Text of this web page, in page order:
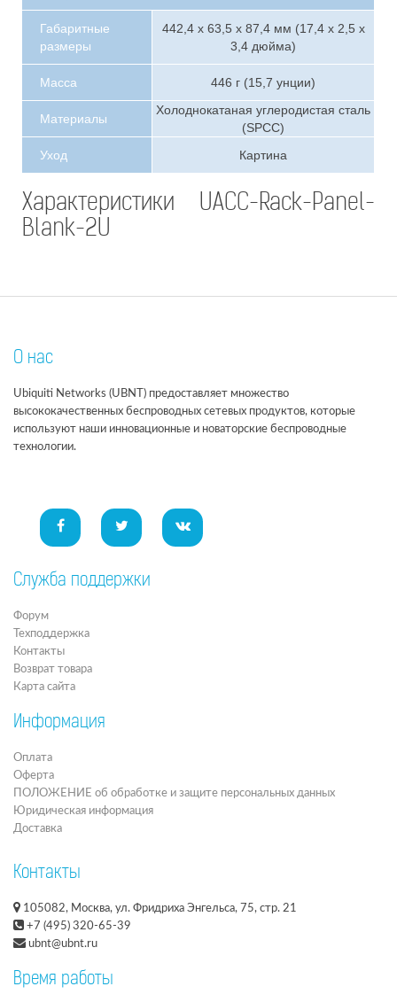
Габаритные
размеры
442,4 х 63,5 х 87,4 мм (17,4 х 2,5 х
3,4 дюйма)
Масса 446 г (15,7 унции)
Материалы
Холоднокатаная углеродистая сталь
(SPCC)
Уход
Картина
Характеристики UACC-Rack-Panel-
Blank-2U
О нас
Ubiquiti Networks (UBNT) предоставляет множество
высококачественных беспроводных сетевых продуктов, которые
используют наши инновационные и новаторские беспроводные
технологии.
Служба поддержки
Форум
Техподдержка
Контакты
Возврат товара
Карта сайта
Информация
Оплата
Оферта
ПОЛОЖЕНИЕ об обработке и защите персональных данных
Юридическая информация
Доставка
Контакты
105082, Москва, ул. Фридриха Энгельса, 75, стр. 21
+7 (495) 320-65-39
ubnt@ubnt.ru
Время работы